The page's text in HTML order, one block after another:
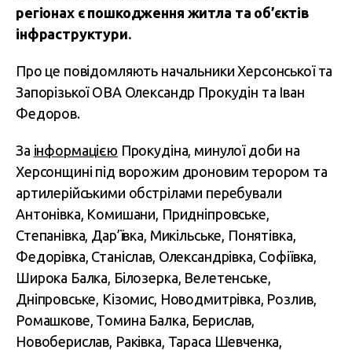
регіонах є пошкодження житла та об’єктів
інфраструктури.
Про це повідомляють начальники Херсонської та
Запорізької ОВА Олександр Прокудін та Іван
Федоров.
За інформацією Прокудіна, минулої доби на
Херсонщині під ворожим дроновим терором та
артилерійськими обстрілами перебували
Антонівка, Комишани, Придніпровське,
Степанівка, Дар’ївка, Микільське, Понятівка,
Федорівка, Станіслав, Олександрівка, Софіївка,
Широка Балка, Білозерка, Велетенське,
Дніпровське, Кізомис, Новодмитрівка, Розлив,
Ромашкове, Томина Балка, Берислав,
Новоберислав, Раківка, Тараса Шевченка,